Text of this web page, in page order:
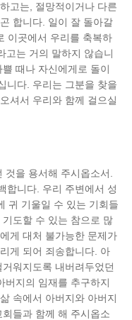
고는, 절망적이거나 다른
합니다. 일이 잘 돌아갈
이곳에서 우리를 축복하
고는 거의 말하지 않습니
때나 자신에게로 돌이
니다. 우리는 그분을 찾을
셔서 우리와 함께 걸으실
을 용서해 주시옵소서.
합니다. 우리 주변에서 성
귀 기울일 수 있는 기회들
도할 수 있는 참으로 많
게 대처 불가능한 문제가
게 되어 죄송합니다. 아
워지도록 내버려두었던
버지의 임재를 추구하지
속에서 아버지와 아버지
들과 함께 해 주시옵소